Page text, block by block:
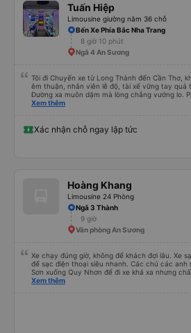
Tuấn Hiệp
Limousine giường nằm 36 chỗ
Bến Xe Phía Bắc Nha Trang
8 giờ 10 phút
Ngã 4 An Sương
Tôi đi Chuyến xe từ Long Thành đến Cần Thơ,
êm thuận, nhân viên lễ độ, tài xế vững tay quả thật khiến tôi an tâm, mãn ý.
Đường xa muôn dặm mà lòng chẳng vướng lo.
nghiêm cẩn, hiếm thấy giữa thời buổi kim tiền
Xem thêm
Xác nhận chỗ ngay lập tức
Hoàng Khang
Limousine 24 Phòng
Ngã 3 Thành
9 giờ
Văn phòng An Sương
Xe chạy đúng giờ, không để khách đợi lâu. Xe
để sạc điện thoại siêu nhanh. Các chú các anh
Sơn xuống Quy Nhơn để đi xe khá xa nhưng
chung.
Xem thêm